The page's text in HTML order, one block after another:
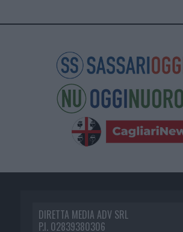
DIRETTA MEDIA ADV SRL
P.I. 02839380306